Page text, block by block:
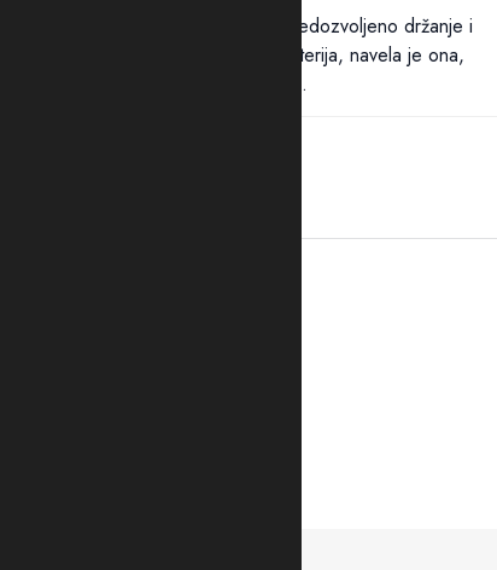
Pritvor dvojici osumnjičenih za nedozvoljeno držanje i
nošenje oružja i eksplozivnih materija, navela je ona,
određen je zbog opasnosti od...